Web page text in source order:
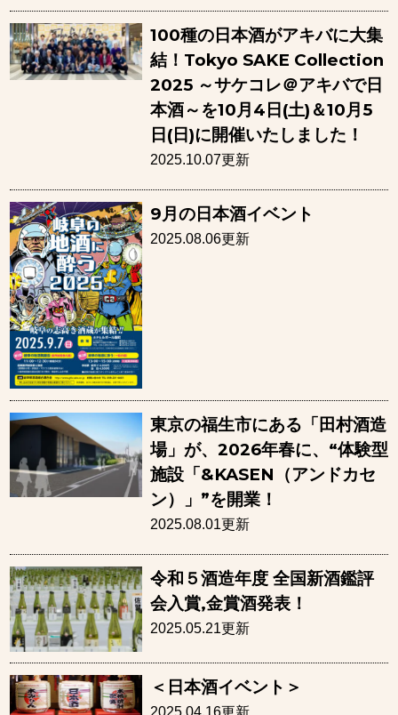
100種の日本酒がアキバに大集
結！Tokyo SAKE Collection
2025 ～サケコレ＠アキバで日
本酒～を10月4日(土)＆10月5
日(日)に開催いたしました！
2025.10.07更新
9月の日本酒イベント
2025.08.06更新
東京の福生市にある「田村酒造
場」が、2026年春に、“体験型
施設「&KASEN（アンドカセ
ン）」”を開業！
2025.08.01更新
令和５酒造年度 全国新酒鑑評
会入賞,金賞酒発表！
2025.05.21更新
＜日本酒イベント＞